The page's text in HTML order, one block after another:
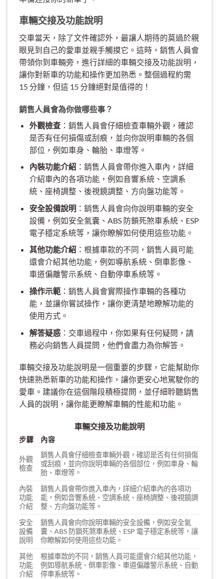
車輛交接及功能說明
交車當天，除了文件確認外，最讓人期待的莫過於親
眼見到自己的愛車並親手觸摸它。這時，銷售人員會
帶領你到車輛旁，進行詳細的車輛交接及功能說明，
讓你對新車的功能和操作更加熟悉。整個過程約需
15 分鐘，但這 15 分鐘絕對是值得的！
銷售人員會為你做哪些事？
外觀檢查：銷售人員會仔細檢查車輛外觀，確認
是否有任何損傷或刮痕，並向你說明車輛的各個
部位，例如車身、輪胎、車燈等。
內裝功能介紹：銷售人員會帶你進入車內，詳細
介紹車內的各項功能，例如音響系統、空調系
統、座椅調整、後視鏡調整、方向盤功能等。
安全設備說明：銷售人員會向你說明車輛的安全
設備，例如安全氣囊、ABS 防鎖死煞車系統、ESP
電子穩定系統等，讓你瞭解如何使用這些功能。
其他功能介紹：根據車款的不同，銷售人員可能
還會介紹其他功能，例如導航系統、倒車影像、
車道偏離警示系統、自動停車系統等。
操作示範：銷售人員會實際操作車輛的各種功
能，並讓你嘗試操作，讓你更清楚地瞭解功能的
使用方式。
解答疑惑：交車過程中，你如果有任何疑問，請
務必向銷售人員提問，他們會盡力為你解答。
車輛交接及功能說明是一個重要的步驟，它能幫助你
快速熟悉新車的功能和操作，讓你更安心地駕駛你的
愛車。建議你在這個階段積極提問，並仔細聆聽銷售
人員的說明，讓你能更瞭解車輛的性能和功能。
車輛交接及功能說明
步驟 內容
外觀
檢查
銷售人員會仔細檢查車輛外觀，確認是否有任何損傷
或刮痕，並向你說明車輛的各個部位，例如車身、輪
胎、車燈等。
內裝
功能
介紹
銷售人員會帶你進入車內，詳細介紹車內的各項功
能，例如音響系統、空調系統、座椅調整、後視鏡調
整、方向盤功能等。
安全
設備
說明
銷售人員會向你說明車輛的安全設備，例如安全氣
囊、ABS 防鎖死煞車系統、ESP 電子穩定系統等，讓
你瞭解如何使用這些功能。
其他
功能
介紹
根據車款的不同，銷售人員可能還會介紹其他功能，
例如導航系統、倒車影像、車道偏離警示系統、自動
停車系統等。